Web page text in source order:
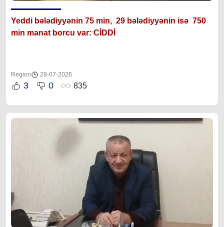
Yeddi bələdiyyənin 75 min, 29 bələdiyyənin isə 750
min manat borcu var: CİDDİ
Region 28-07-2026
3 0 835